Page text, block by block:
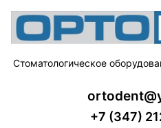
Стоматологическое
+7 (347)